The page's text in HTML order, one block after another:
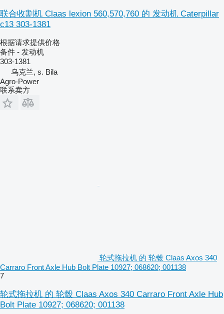
联合收割机 Claas lexion 560,570,760 的 发动机 Caterpillar
c13 303-1381
根据请求提供价格
备件 - 发动机
303-1381
乌克兰, s. Bila
Agro-Power
联系卖方
轮式拖拉机 的 轮毂 Claas Axos 340
Carraro Front Axle Hub Bolt Plate 10927; 068620; 001138
7
轮式拖拉机 的 轮毂 Claas Axos 340 Carraro Front Axle Hub
Bolt Plate 10927; 068620; 001138